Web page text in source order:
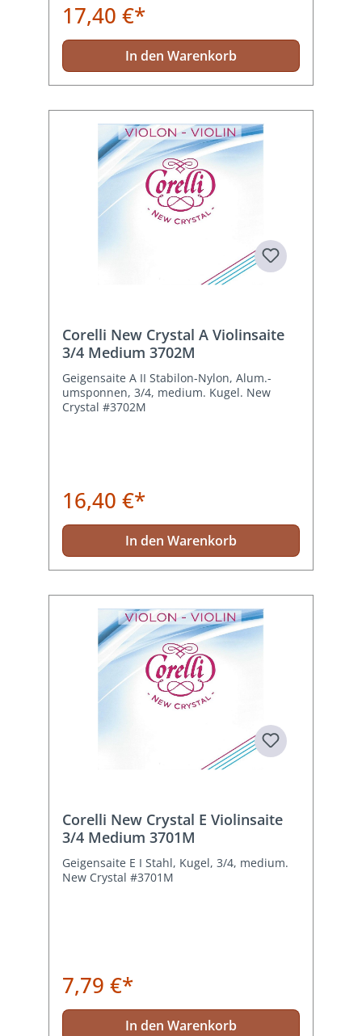
17,40 €*
In den Warenkorb
Corelli New Crystal A Violinsaite
3/4 Medium 3702M
Geigensaite A II Stabilon-Nylon, Alum.-
umsponnen, 3/4, medium. Kugel. New
Crystal #3702M
16,40 €*
In den Warenkorb
Corelli New Crystal E Violinsaite
3/4 Medium 3701M
Geigensaite E I Stahl, Kugel, 3/4, medium.
New Crystal #3701M
7,79 €*
In den Warenkorb